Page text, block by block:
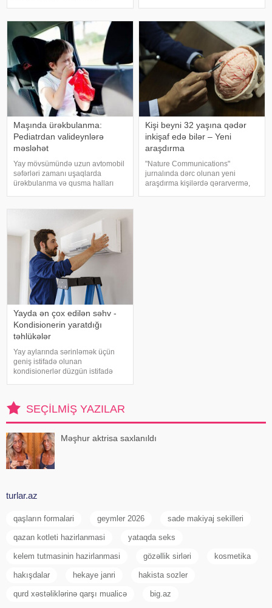
kardioloqların bildirdiyinə görə,
tərli halda qəfil çox soyuq otağ
yaranır. xəbər verir ki
Maşında ürəkbulanma:
Pediatrdan valideynlərə
məsləhət
Yay mövsümündə uzun avtomobil
səfərləri zamanı uşaqlarda
ürəkbulanma və qusma halları
beynin gözlərdən və bədənin
hərəkətindən gələn siqnallar
arasındakı uyğunsuzluqda
Kişi beyni 32 yaşına qədər
inkişaf edə bilər – Yeni
araşdırma
"Nature Communications"
jurnalında dərc olunan yeni
araşdırma kişilərdə qərarvermə,
Yayda ən çox edilən səhv -
Kondisionerin yaratdığı
təhlükələr
Yay aylarında sərinləmək üçün
geniş istifadə olunan
kondisionerlər düzgün istifadə
xəbər verir ki, ani temperatur
dəyişiklikləri, quru hava və
baxımsız kondisionerlərd
SEÇILMIŞ YAZILAR
Məşhur aktrisa saxlanıldı
turlar.az
qaşların formalari geymler 2026 sade makiyaj sekilleri
qazan kotleti hazirlanmasi yataqda seks
kelem tutmasinin hazirlanmasi gözəllik sirləri kosmetika
hakışdalar hekaye janri hakista sozler
qurd xəstəliklərinə qarşı mualicə big.az